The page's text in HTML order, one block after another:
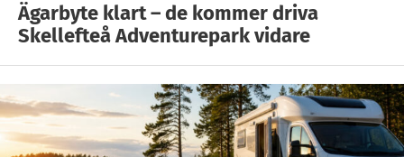
Ägarbyte klart – de kommer driva
Skellefteå Adventurepark vidare